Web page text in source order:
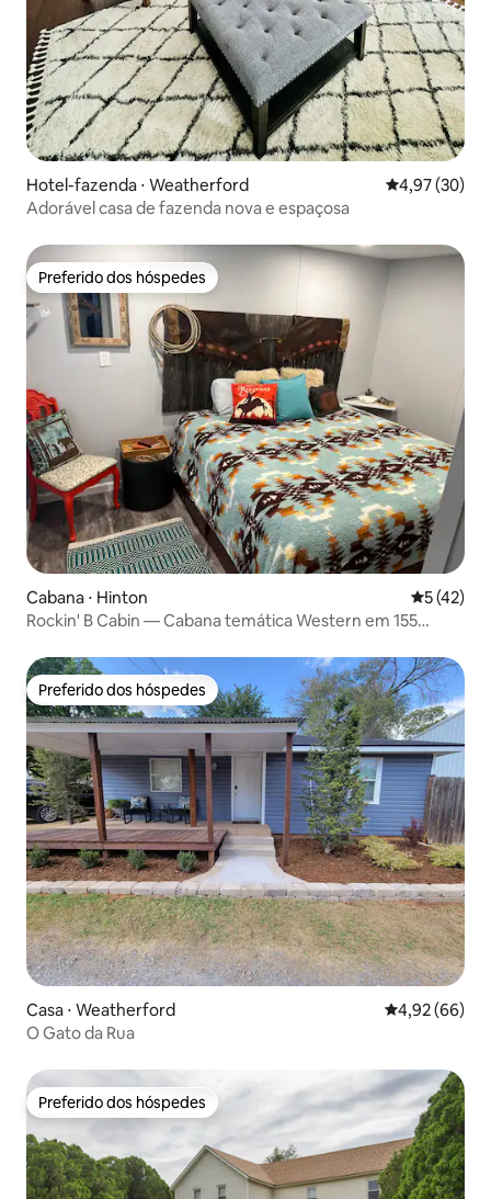
Hotel-fazenda ⋅ Weatherford 4,97 de uma
4,97 (30)
Adorável casa de fazenda nova e espaçosa
Preferido dos hóspedes
Preferido dos hóspedes
Cabana ⋅ Hinton 5 de uma
5 (42)
Rockin' B Cabin — Cabana temática Western em 155
Preferido dos hóspedes
Preferido dos hóspedes
Casa ⋅ Weatherford 4,92 de uma
4,92 (66)
O Gato da Rua
Preferido dos hóspedes
Preferido dos hóspedes